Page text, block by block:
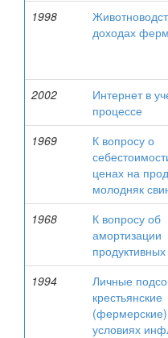
1998
доходах
2002
Интернет в
процессе
1969
К вопросу о
ценах на
молодняк
1968
К вопросу об
амортизации
1994
Личные
крестьянские
(фермерские)
условиях